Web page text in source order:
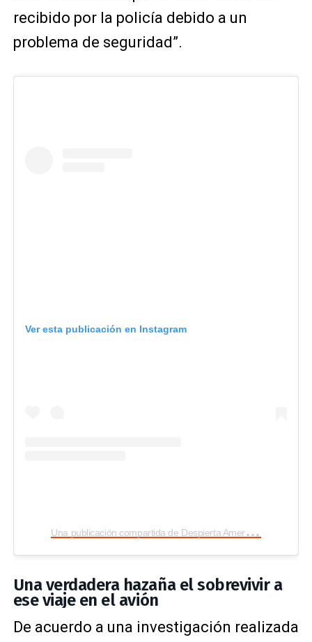
recibido por la policía debido a un
problema de seguridad”.
Ver esta publicación en Instagram
U
na publicación compartida de Despierta America (@despiertamerica)
Una verdadera hazañael sobrevivir a
ese viaje en el avión
De acuerdo a una investigación realizada